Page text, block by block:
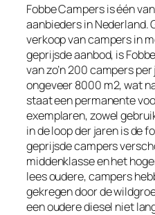
Fobbe Campers is één
aanbieders in Nederland.
verkoop van campers in
geprijsde aanbod, is
van zo’n 200 campers
ongeveer 8000 m2, wat
staat een permanente
exemplaren, zowel
in de loop der jaren is de
geprijsde campers
middenklasse en het
lees oudere, campers
gekregen door de
een oudere diesel niet